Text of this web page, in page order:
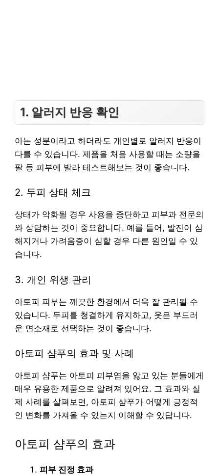
1. 알러지 반응 확인
아는 성분이라고 하더라도 개인별로 알러지 반응이
다를 수 있습니다. 제품을 처음 사용할 때는 소량을
팔 등 피부에 발라 테스트해보는 것이 좋습니다.
2. 두피 상태 체크
상태가 악화될 경우 사용을 중단하고 피부과 전문의
와 상담하는 것이 중요합니다. 예를 들어, 발진이 심
해지거나 가려움증이 심할 경우 다른 원인일 수 있
습니다.
3. 개인 위생 관리
아토피 피부는 깨끗한 환경에서 더욱 잘 관리될 수
있습니다. 두피를 청결하게 유지하고, 옷은 부드러
운 면소재로 선택하는 것이 좋습니다.
아토피 샴푸의 효과 및 사례
아토피 샴푸는 아토피 피부염을 앓고 있는 분들에게
매우 유용한 제품으로 알려져 있어요. 그 효과와 실
제 사례를 살펴보면, 아토피 샴푸가 어떻게 긍정적
인 변화를 가져올 수 있는지 이해할 수 있답니다.
아토피 샴푸의 효과
피부 진정 효과